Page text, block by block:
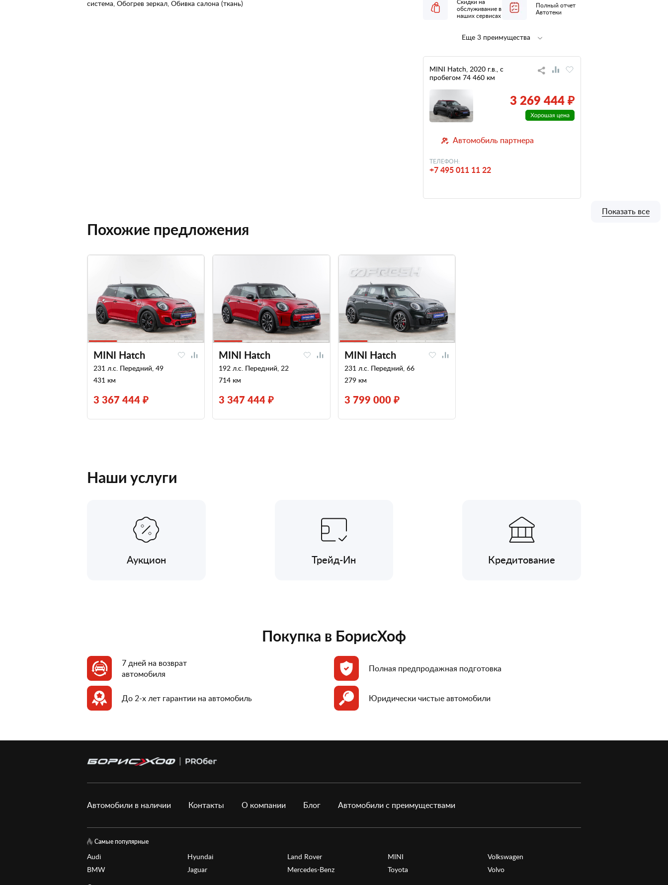
система, Обогрев зеркал, Обивка салона (ткань)
обслуживание в
наших сервисах
Полный отчет
Автотеки
Полная
низкий
налог
Еще 3 преимущества
MINI Hatch, 2020 г.в., с
пробегом 74 460 км
3 269 444 ₽
Автомобиль партнера
ТЕЛЕФОН:
+7 495 011 11 22
Похожие предложения
MINI Hatch
231 л.с. Передний, 49
431 км
3 367 444 ₽
MINI Hatch
192 л.с. Передний, 22
714 км
3 347 444 ₽
MINI Hatch
231 л.с. Передний, 66
279 км
3 799 000 ₽
Показать все
Наши услуги
Аукцион Трейд-Ин Кредитование
Покупка в БорисХоф
7 дней на возврат
автомобиля
Полная предпродажная подготовка
До 2-х лет гарантии на автомобиль Юридически чистые автомобили
Автомобили в наличии Контакты О компании Блог Автомобили с преимуществами
Самые популярные
Audi
BMW
Hyundai
Jaguar
Land Rover
Mercedes-Benz
MINI
Toyota
Volkswagen
Volvo